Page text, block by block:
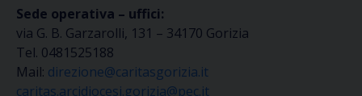
Sede operativa – uffici:
via G. B. Garzarolli, 131 – 34170 Gorizia
Tel. 0481525188
Mail: direzione@caritasgorizia.it
caritas.arcidiocesi.gorizia@pec.it